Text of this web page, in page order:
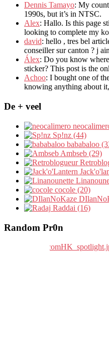
Dennis Tamayo: My
1990s, but it’s in NTSC.
Alex: Hallo. Is this page
looking to complete my
david: hello , tres bel
conseiller sur canton ? j
Álex: Do you know
sticker? This post is the
Achoo: I bought one of
knowing anything about
De + veel
Sp!nz (44)
bababaloo
Ambseb (29)
cocole (20)
Raddai (16)
Random Pr0n